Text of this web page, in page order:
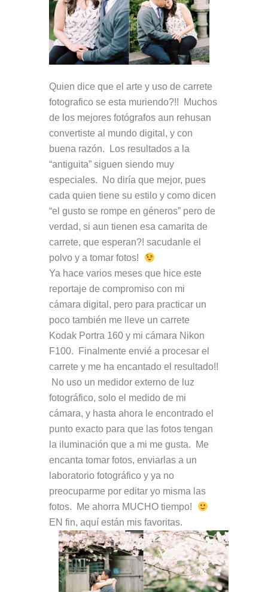
Quien dice que el arte y uso de carrete
fotografico se esta muriendo?!! Muchos
de los mejores fotógrafos aun rehusan
convertiste al mundo digital, y con
buena razón. Los resultados a la
“antiguita” siguen siendo muy
especiales. No diría que mejor, pues
cada quien tiene su estilo y como dicen
“el gusto se rompe en géneros” pero de
verdad, si aun tienen esa camarita de
carrete, que esperan?! sacudanle el
polvo y a tomar fotos!
Ya hace varios meses que hice este
reportaje de compromiso con mi
cámara digital, pero para practicar un
poco también me lleve un carrete
Kodak Portra 160 y mi cámara Nikon
F100. Finalmente envié a procesar el
carrete y me ha encantado el resultado!!
No uso un medidor externo de luz
fotográfico, solo el medido de mi
cámara, y hasta ahora le encontrado el
punto exacto para que las fotos tengan
la iluminación que a mi me gusta. Me
encanta tomar fotos, enviarlas a un
laboratorio fotográfico y ya no
preocuparme por editar yo misma las
fotos. Me ahorra MUCHO tiempo!
EN fin, aquí están mis favoritas.